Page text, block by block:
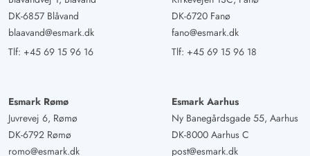
DK-6857 Blåvand
blaavand@esmark.dk
Tlf: +45 69 15 96 16
DK-6720 Fanø
fano@esmark.dk
Tlf: +45 69 15 96 18
Esmark Rømø
Juvrevej 6, Rømø
DK-6792 Rømø
romo@esmark.dk
Esmark Aarhus
Ny Banegårdsgade 55, Aarhus
DK-8000 Aarhus C
post@esmark.dk